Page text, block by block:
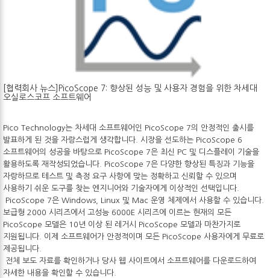
[협력회사 뉴스]PicoScope 7: 향상된 성능 및 사용자 경험을 위한 차세대
오실로스코프 소프트웨어
Pico Technology는 차세대 소프트웨어인 PicoScope 7의 안정적인 출시를
발표하게 된 것을 자랑스럽게 생각합니다. 시장을 선도하는 PicoScope 6
소프트웨어의 성공을 바탕으로 PicoScope 7은 최신 PC 및 디스플레이 기술을
활용하도록 재작성되었습니다. PicoScope 7은 다양한 향상된 특징과 기능을
자랑하므로 테스트 및 측정 요구 사항에 맞는 정확하고 신뢰할 수 있으며
사용하기 쉬운 도구를 찾는 엔지니어와 기술자에게 이상적인 선택입니다.
PicoScope 7은 Windows, Linux 및 Mac 운영 체제에서 사용할 수 있습니다.
보급형 2000 시리즈에서 고성능 6000E 시리즈에 이르는 현재의 모든
PicoScope 모델은 10년 이상 된 레거시 PicoScope 모델과 마찬가지로
지원됩니다. 이제 소프트웨어가 안정적이며 모든 PicoScope 사용자에게 무료로
제공됩니다.
전체 보도 자료를 확인하거나 당사 웹 사이트에서 소프트웨어를 다운로드하여
자세한 내용을 확인할 수 있습니다.